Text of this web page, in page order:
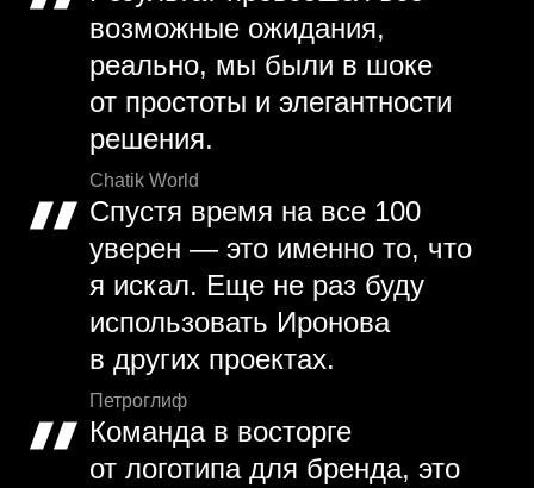
возможные ожидания,
реально, мы были в шоке
от простоты и элегантности
решения.
Chatik World
Спустя время на все 100
уверен — это именно то, что
я искал. Еще не раз буду
использовать Иронова
в других проектах.
Петроглиф
Команда в восторге
от логотипа для бренда, это